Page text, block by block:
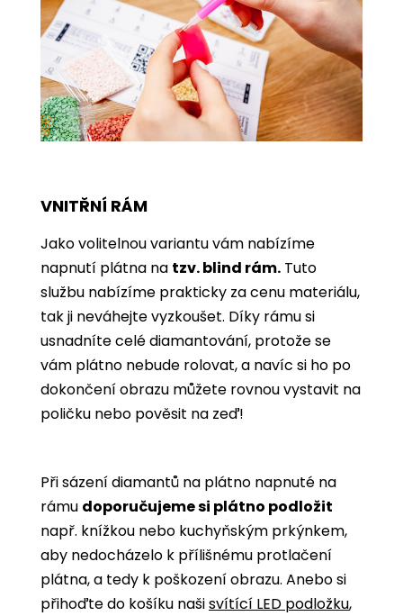
VNITŘNÍ RÁM
Jako volitelnou variantu vám nabízíme
napnutí plátna na tzv. blind rám. Tuto
službu nabízíme prakticky za cenu materiálu,
tak ji neváhejte vyzkoušet. Díky rámu si
usnadníte celé diamantování, protože se
vám plátno nebude rolovat, a navíc si ho po
dokončení obrazu můžete rovnou vystavit na
poličku nebo pověsit na zeď!
Při sázení diamantů na plátno napnuté na
rámu doporučujeme si plátno podložit
např. knížkou nebo kuchyňským prkýnkem,
aby nedocházelo k přílišnému protlačení
plátna, a tedy k poškození obrazu. Anebo si
přihoďte do košíku našisvítící LED podložku,